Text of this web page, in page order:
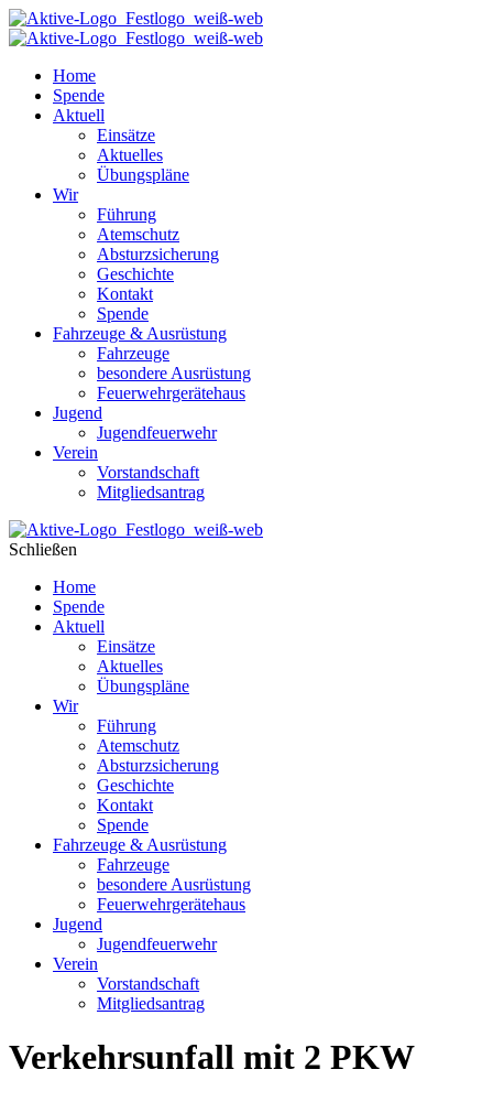
Home
Spende
Aktuell
Einsätze
Aktuelles
Übungspläne
Wir
Führung
Atemschutz
Absturzsicherung
Geschichte
Kontakt
Spende
Fahrzeuge & Ausrüstung
Fahrzeuge
besondere Ausrüstung
Feuerwehrgerätehaus
Jugend
Jugendfeuerwehr
Verein
Vorstandschaft
Mitgliedsantrag
Schließen
Home
Spende
Aktuell
Einsätze
Aktuelles
Übungspläne
Wir
Führung
Atemschutz
Absturzsicherung
Geschichte
Kontakt
Spende
Fahrzeuge & Ausrüstung
Fahrzeuge
besondere Ausrüstung
Feuerwehrgerätehaus
Jugend
Jugendfeuerwehr
Verein
Vorstandschaft
Mitgliedsantrag
Verkehrsunfall mit 2 PKW